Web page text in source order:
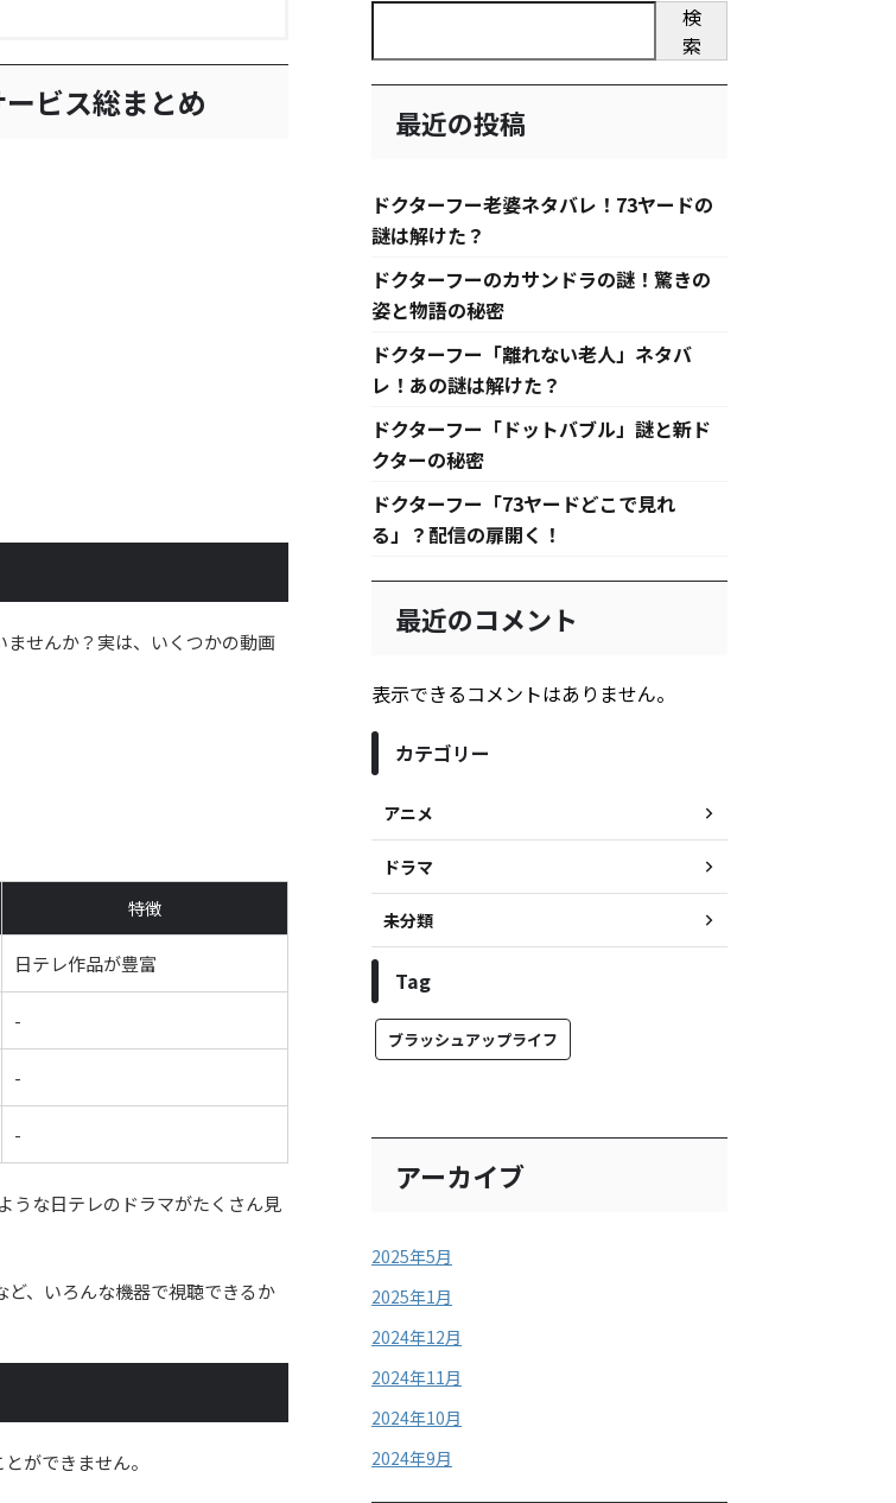
ビス総まとめ
せんか？実は、いくつかの動画
特徴
日テレ作品が豊富
-
-
-
うな日テレのドラマがたくさん見
、いろんな機器で視聴できるか
ができません。
検
索
最近の投稿
ドクターフー老婆ネタバレ！73ヤードの
謎は解けた？
ドクターフーのカサンドラの謎！驚きの
姿と物語の秘密
ドクターフー「離れない老人」ネタバ
レ！あの謎は解けた？
ドクターフー「ドットバブル」謎と新ド
クターの秘密
ドクターフー「73ヤードどこで見れ
る」？配信の扉開く！
最近のコメント
表示できるコメントはありません。
カテゴリー
アニメ
ドラマ
未分類
Tag
ブラッシュアップライフ
アーカイブ
2025年5月
2025年1月
2024年12月
2024年11月
2024年10月
2024年9月